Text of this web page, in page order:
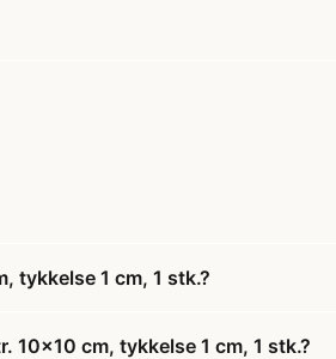
tykkelse 1 cm, 1 stk.?
10x10 cm, tykkelse 1 cm, 1 stk.?